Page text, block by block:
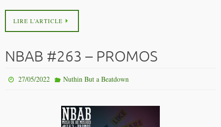
LIRE L’ARTICLE
NBAB #263 – PROMOS
27/05/2022 Nuthin But a Beatdown